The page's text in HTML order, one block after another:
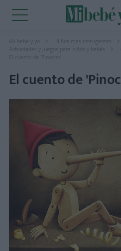
Mi bebé y yo
Niños más inteligentes
Actividades y juegos para niños y bebés
El cuento de 'Pinocho'
El cuento de